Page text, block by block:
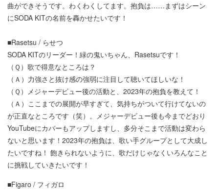
曲ができそうです。わくわくしてます。抱負は……まずはシーン
にSODA KITの名前を轟かせたいです！
■Rasetsu / らせつ
SODA KITのリーダー！緑の鬼いちゃん、Rasetsuです！
（Ｑ）歌で得意なところは？
（Ａ）力強さと抜け感の強弱に注目して聴いてほしいな！
（Ｑ）メジャーデビュー後の活動と、2023年の抱負を教えて！
（Ａ）ここまでの展開が早すぎて、気持ちがついて行けてないの
が正直なところです（笑）。メジャーデビュー後も今までどおり
YouTubeにカバーもアップしますし、多分そこまで活動は変わら
ないと思います！2023年の抱負は、歌い手グループとして大成し
たいですね！ 飽きられないように、歌だけじゃなくいろんなこと
に挑戦していきたいです！
■Figaro / フィガロ